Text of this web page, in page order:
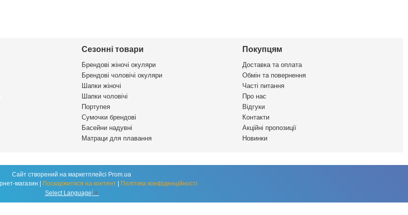
Сезонні товари
Брендові жіночі окуляри
Брендові чоловічі окуляри
Шапки жіночі
Шапки чоловічі
Портупея
Сумочки брендові
Басейни надувні
Матраци для плавання
Покупцям
Доставка та оплата
Обмін та повернення
Часті питання
Про нас
Відгуки
Контакти
Акційні пропозиції
Новинки
Сайт створений на маркетплейсі Prom.ua
Поскаржитися на контент
Політика конфіденційності
Select Language ▼